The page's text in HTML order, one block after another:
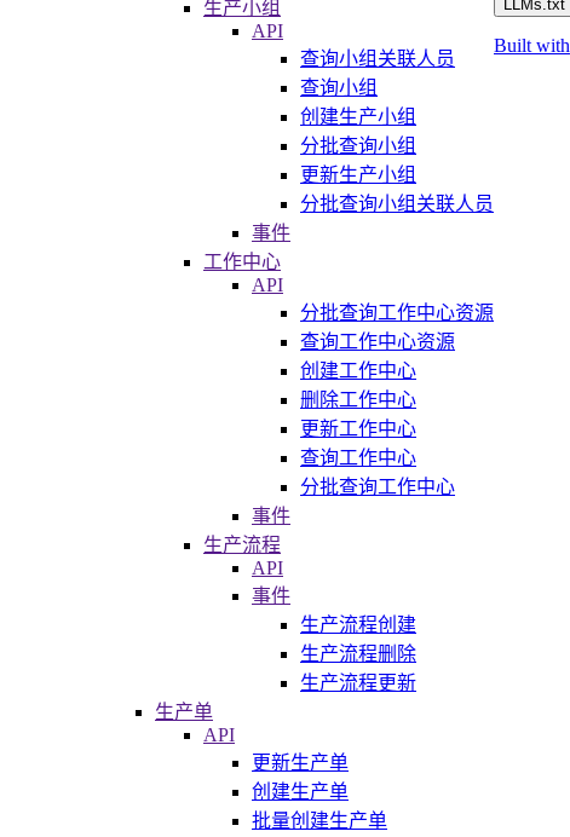
生产小组
API
查询小组关联人员
查询小组
创建生产小组
分批查询小组
更新生产小组
分批查询小组关联人员
事件
工作中心
API
分批查询工作中心资源
查询工作中心资源
创建工作中心
删除工作中心
更新工作中心
查询工作中心
分批查询工作中心
事件
生产流程
API
事件
生产流程创建
生产流程删除
生产流程更新
生产单
API
更新生产单
创建生产单
批量创建生产单
LLMs.txt
Built with